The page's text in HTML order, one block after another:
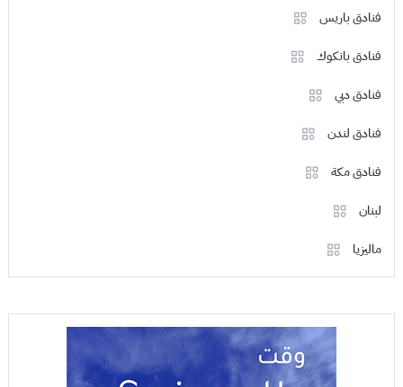
فنادق باريس
فنادق بانكوك
فنادق دبي
فنادق لندن
فنادق مكة
لبنان
ماليزيا